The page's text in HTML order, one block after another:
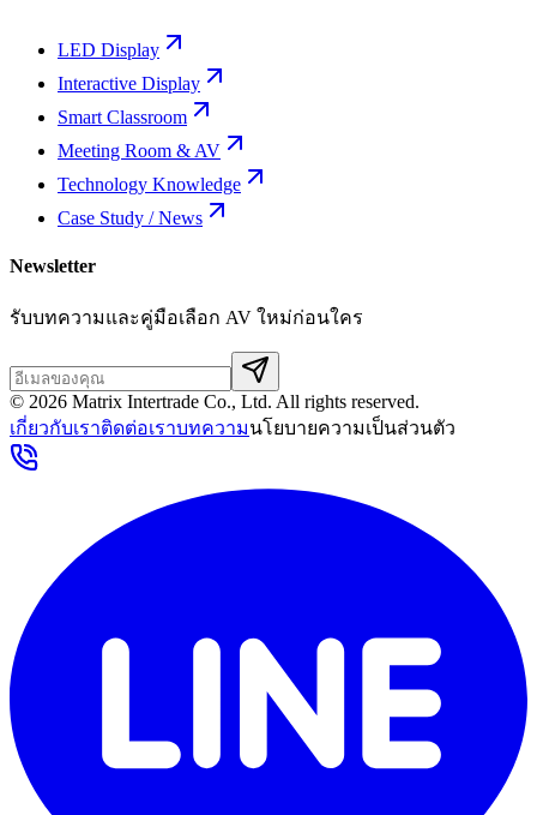
LED Display
Interactive Display
Smart Classroom
Meeting Room & AV
Technology Knowledge
Case Study / News
Newsletter
รับบทความและคู่มือเลือก AV ใหม่ก่อนใคร
© 2026 Matrix Intertrade Co., Ltd. All rights reserved.
เกี่ยวกับเราติดต่อเราบทความนโยบายความเป็นส่วนตัว